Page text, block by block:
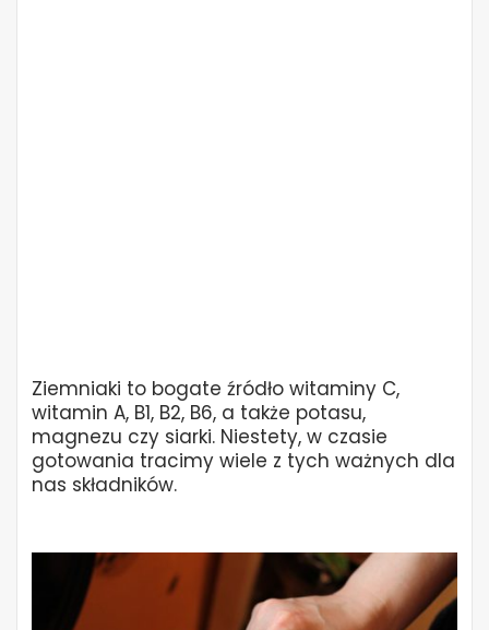
Ziemniaki to bogate źródło witaminy C,
witamin A, B1, B2, B6, a także potasu,
magnezu czy siarki. Niestety, w czasie
gotowania tracimy wiele z tych ważnych dla
nas składników.